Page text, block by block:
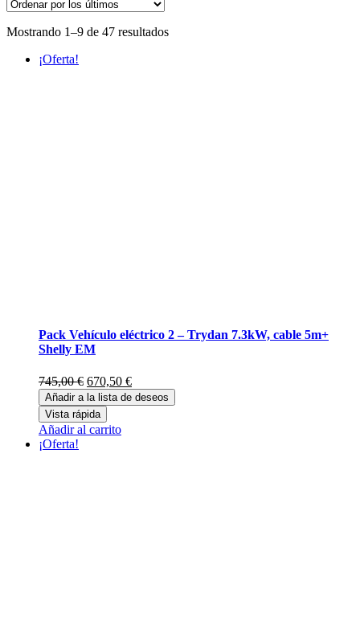
Mostrando 1–9 de 47 resultadosOrdenado
¡Oferta!
Pack Vehículo eléctrico 2 – Trydan 7.3kW, cable 5m+
Shelly EM
745,00€ El
precio
original
era:
745,00 €.
670,50 €El
precio
actual
Añadir a la lista de deseos
Vista rápida
Añadir al carrito
¡Oferta!